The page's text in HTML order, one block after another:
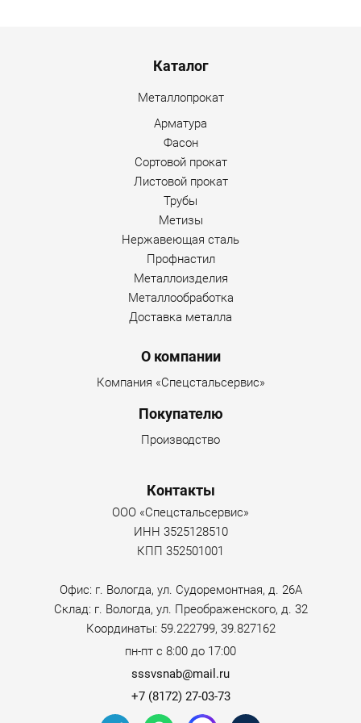
Каталог
Металлопрокат
Арматура
Фасон
Сортовой прокат
Листовой прокат
Трубы
Метизы
Нержавеющая сталь
Профнастил
Металлоизделия
Металлообработка
Доставка металла
О компании
Компания «Спецстальсервис»
Покупателю
Производство
Контакты
ООО «Спецстальсервис»
ИНН 3525128510
КПП 352501001
Офис: г. Вологда, ул. Судоремонтная, д. 26А
Склад: г. Вологда, ул. Преображенского, д. 32
Координаты: 59.222799, 39.827162
пн-пт с 8:00 до 17:00
sssvsnab@mail.ru
+7 (8172) 27-03-73